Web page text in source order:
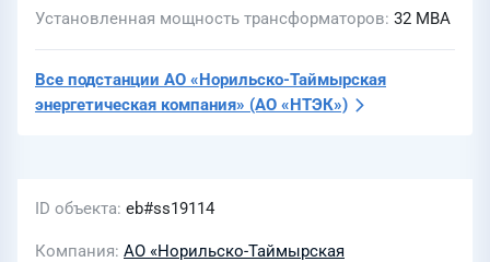
Установленная мощность трансформаторов 32 МВА
Все подстанции АО «Норильско-Таймырская
энергетическая компания» (АО «НТЭК»)
ID объекта eb#ss19114
Компания АО «Норильско-Таймырская